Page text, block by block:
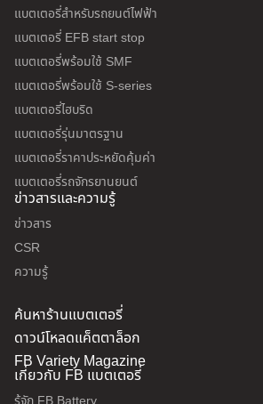
แบตเตอรี่สำหรับรถยนต์ไฟฟ้า
แบตเตอรี่ EFB start stop
แบตเตอรี่พร้อมใช้ SMF
แบตเตอรี่พร้อมใช้ S-series
แบตเตอรี่ไฮบริด
แบตเตอรี่รุ่นมาตรฐาน
แบตเตอรี่ราคาประหยัดคุ้มค่า
แบตเตอรี่รถจักรยานยนต์
ข่าวสารและความรู้
ข่าวสาร
CSR
ความรู้
ค้นหาร้านแบตเตอรี่
ดาวน์โหลดแค็ตตาล็อก
FB Variety Magazine
เกี่ยวกับ FB แบตเตอรี่